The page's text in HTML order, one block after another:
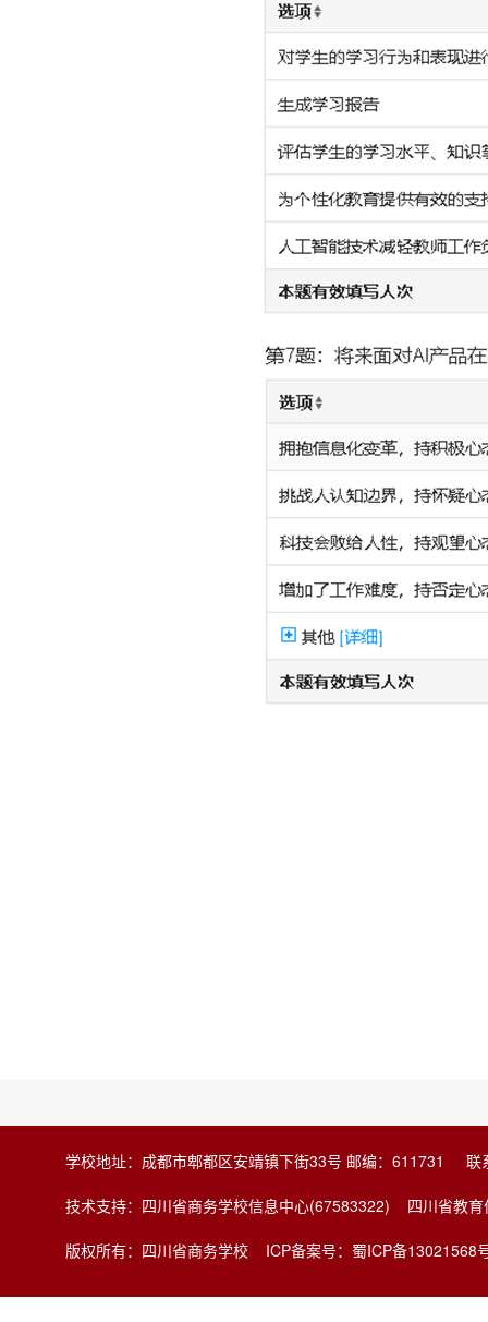
学校地址：成都市郫都区安靖镇下街33号 邮编：611731
技术支持：四川省商务学校信息中心(67583322) 四川省教育
版权所有：四川省商务学校 ICP备案号：蜀ICP备13021568